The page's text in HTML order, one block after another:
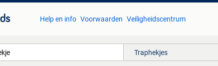
Help en info Voorwaarden Veiligheidscentrum
Traphekjes